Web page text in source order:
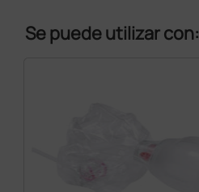
Se puede utilizar con: